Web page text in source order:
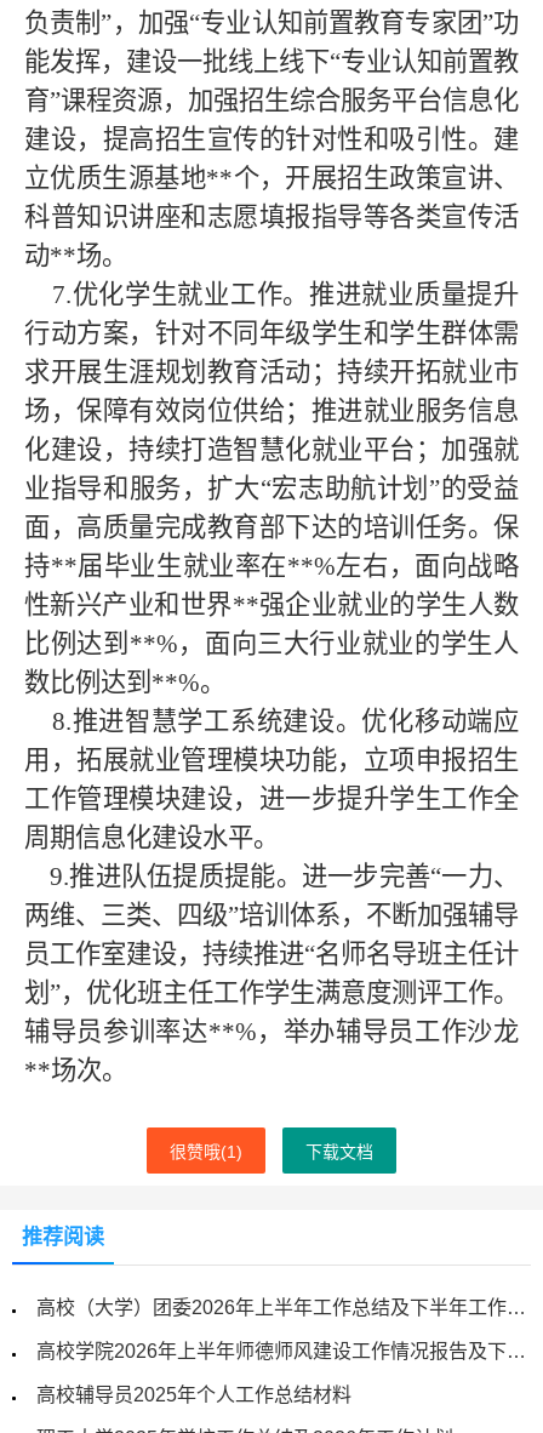
负责制”，加强“专业认知前置教育专家团”功
能发挥，建设一批线上线下“专业认知前置教
育”课程资源，加强招生综合服务平台信息化
建设，提高招生宣传的针对性和吸引性。建
立优质生源基地**个，开展招生政策宣讲、
科普知识讲座和志愿填报指导等各类宣传活
动**场。
7.优化学生就业工作。推进就业质量提升
行动方案，针对不同年级学生和学生群体需
求开展生涯规划教育活动；持续开拓就业市
场，保障有效岗位供给；推进就业服务信息
化建设，持续打造智慧化就业平台；加强就
业指导和服务，扩大“宏志助航计划”的受益
面，高质量完成教育部下达的培训任务。保
持**届毕业生就业率在**%左右，面向战略
性新兴产业和世界**强企业就业的学生人数
比例达到**%，面向三大行业就业的学生人
数比例达到**%。
8.推进智慧学工系统建设。优化移动端应
用，拓展就业管理模块功能，立项申报招生
工作管理模块建设，进一步提升学生工作全
周期信息化建设水平。
9.推进队伍提质提能。进一步完善“一力、
两维、三类、四级”培训体系，不断加强辅导
员工作室建设，持续推进“名师名导班主任计
划”，优化班主任工作学生满意度测评工作。
辅导员参训率达**%，举办辅导员工作沙龙
**场次。
很赞哦(1) 下载文档
推荐阅读
高校（大学）团委2026年上半年工作总结及下半年工作计划
高校学院2026年上半年师德师风建设工作情况报告及下一步工作计划
高校辅导员2025年个人工作总结材料